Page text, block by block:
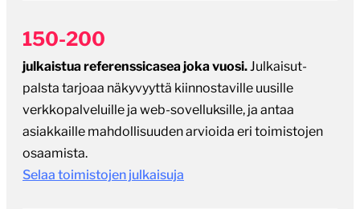
150-200
julkaistua referenssicasea joka vuosi.Julkaisut-
palsta tarjoaa näkyvyyttä kiinnostaville uusille
verkkopalveluille ja web-sovelluksille, ja antaa
asiakkaille mahdollisuuden arvioida eri toimistojen
osaamista.
Selaa toimistojen julkaisuja